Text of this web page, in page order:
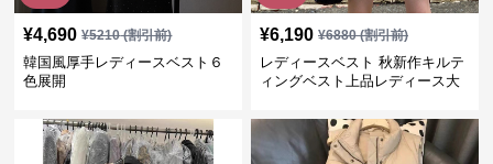
¥4,690 ¥5210(割引前)
韓国風厚手レディースベスト６
色展開
¥6,190 ¥6880(割引前)
レディースベスト 秋新作キルテ
ィングベスト上品レディース大